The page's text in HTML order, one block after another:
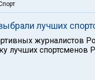
лучших
журналистов
лучших спортсменов